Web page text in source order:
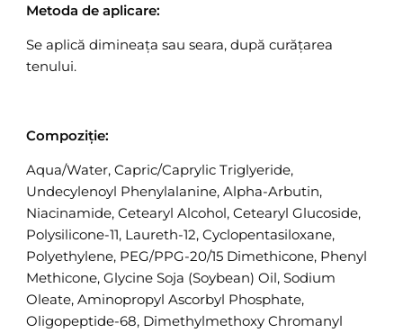
Metoda de aplicare:
Se aplică dimineața sau seara, după curățarea
tenului.
Compoziție:
Aqua/Water, Capric/Caprylic Triglyeride,
Undecylenoyl Phenylalanine, Alpha-Arbutin,
Niacinamide, Cetearyl Alcohol, Cetearyl Glucoside,
Polysilicone-11, Laureth-12, Cyclopentasiloxane,
Polyethylene, PEG/PPG-20/15 Dimethicone, Phenyl
Methicone, Glycine Soja (Soybean) Oil, Sodium
Oleate, Aminopropyl Ascorbyl Phosphate,
Oligopeptide-68, Dimethylmethoxy Chromanyl